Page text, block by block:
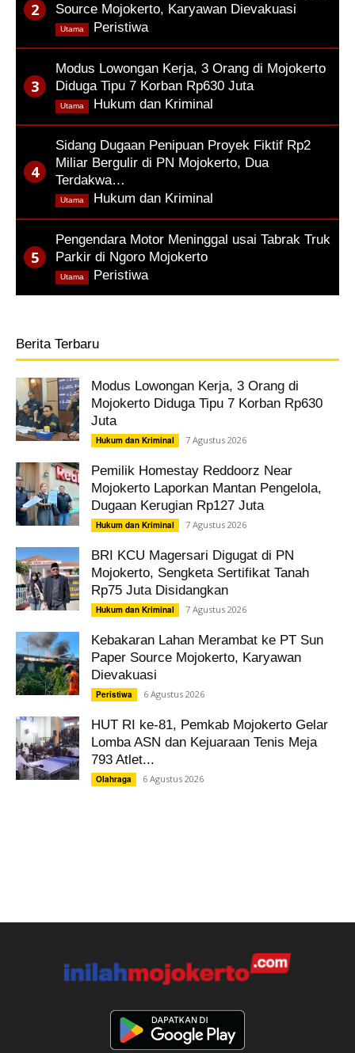
Source Mojokerto, Karyawan Dievakuasi
Peristiwa
Utama
Modus Lowongan Kerja, 3 Orang di Mojokerto
Diduga Tipu 7 Korban Rp630 Juta
Hukum dan Kriminal
Utama
Sidang Dugaan Penipuan Proyek Fiktif Rp2
Miliar Bergulir di PN Mojokerto, Dua
Terdakwa…
Hukum dan Kriminal
Utama
Pengendara Motor Meninggal usai Tabrak Truk
Parkir di Ngoro Mojokerto
Peristiwa
Utama
Berita Terbaru
Modus Lowongan Kerja, 3 Orang di
Mojokerto Diduga Tipu 7 Korban Rp630
Juta
Hukum dan Kriminal 7 Agustus 2026
Pemilik Homestay Reddoorz Near
Mojokerto Laporkan Mantan Pengelola,
Dugaan Kerugian Rp127 Juta
Hukum dan Kriminal 7 Agustus 2026
BRI KCU Magersari Digugat di PN
Mojokerto, Sengketa Sertifikat Tanah
Rp75 Juta Disidangkan
Hukum dan Kriminal 7 Agustus 2026
Kebakaran Lahan Merambat ke PT Sun
Paper Source Mojokerto, Karyawan
Dievakuasi
Peristiwa 6 Agustus 2026
HUT RI ke-81, Pemkab Mojokerto Gelar
Lomba ASN dan Kejuaraan Tenis Meja
793 Atlet...
Olahraga 6 Agustus 2026